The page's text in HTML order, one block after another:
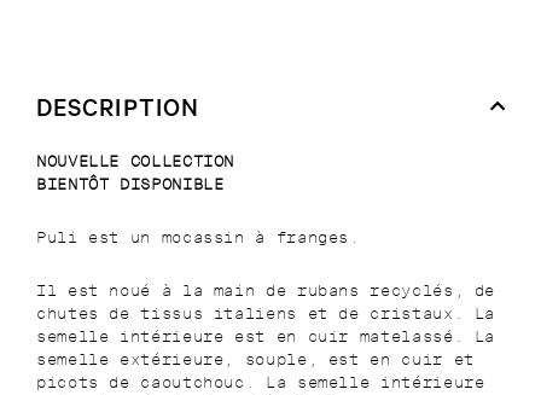
DESCRIPTION
NOUVELLE COLLECTION
BIENTÔT DISPONIBLE
Puli est un mocassin à franges.
Il est noué à la main de rubans recyclés, de
chutes de tissus italiens et de cristaux. La
semelle intérieure est en cuir matelassé. La
semelle extérieure, souple, est en cuir et
picots de caoutchouc. La semelle intérieure